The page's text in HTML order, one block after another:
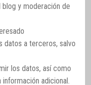
y moderación de
datos a terceros, salvo
los datos, así como
adicional.